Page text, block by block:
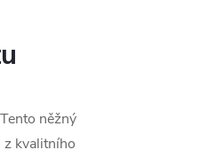
Tento něžný
kvalitního